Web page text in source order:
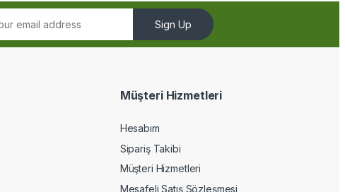
Sign Up
Müşteri Hizmetleri
Hesabım
Sipariş Takibi
Müşteri Hizmetleri
Mesafeli Satış Sözleşmesi